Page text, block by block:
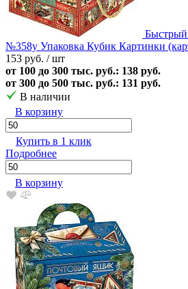
№358у Упаковка Кубик Картинки
153 руб. / шт
от 100 до 300 тыс. руб.: 138 руб.
от 300 до 500 тыс. руб.: 131 руб.
В наличии
В корзину
Купить в 1 клик
Подробнее
В корзину